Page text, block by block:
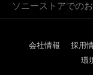
ソニーストアでの
会社情報 採用
環